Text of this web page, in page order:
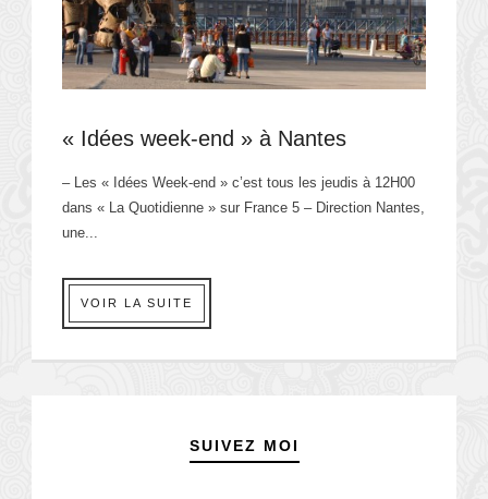
« Idées week-end » à Nantes
– Les « Idées Week-end » c’est tous les jeudis à 12H00
dans « La Quotidienne » sur France 5 – Direction Nantes,
une...
VOIR LA SUITE
SUIVEZ MOI